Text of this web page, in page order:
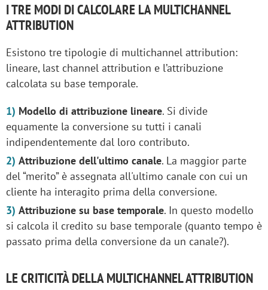
I TRE MODI DI CALCOLARE LA MULTICHANNEL
ATTRIBUTION
Esistono tre tipologie di multichannel attribution:
lineare, last channel attribution e l’attribuzione
calcolata su base temporale.
Modello di attribuzione lineare. Si divide
equamente la conversione su tutti i canali
indipendentemente dal loro contributo.
Attribuzione dell'ultimo canale. La maggior parte
del “merito” è assegnata all'ultimo canale con cui un
cliente ha interagito prima della conversione.
Attribuzione su base temporale. In questo modello
si calcola il credito su base temporale (quanto tempo è
passato prima della conversione da un canale?).
LE CRITICITÀ DELLA MULTICHANNEL ATTRIBUTION